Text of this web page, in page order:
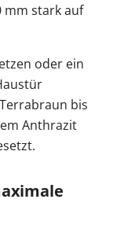
mm stark auf
oder ein
bis
Anthrazit